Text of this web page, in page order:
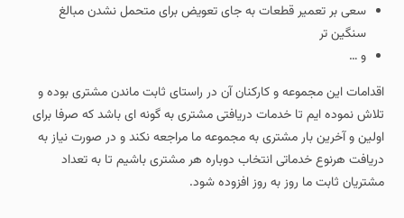
سعی بر تعمیر قطعات به جای تعویض برای متحمل نشدن مبالغ
سنگین تر
و …
اقدامات این مجموعه و کارکنان آن در راستای ثابت ماندن مشتری بوده و
تلاش نموده ایم تا خدمات دریافتی مشتری به گونه ای باشد که صرفا برای
اولین و آخرین بار مشتری به مجموعه ما مراجعه نکند و در صورت نیاز به
دریافت هرنوع خدماتی انتخاب دوباره هر مشتری باشیم تا به تعداد
مشتریان ثابت ما روز به روز افزوده شود.